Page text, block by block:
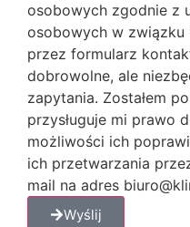
osobowych zgodnie z
osobowych w związku
przez formularz
dobrowolne, ale
zapytania. Zostałem
przysługuje mi prawo
możliwości ich
ich przetwarzania
mail na adres
Wyślij